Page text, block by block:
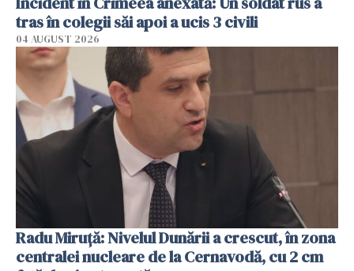
tras în colegii săi apoi a ucis 3 civili
04 AUGUST 2026
Radu Miruţă: Nivelul Dunării a crescut, în zona
centralei nucleare de la Cernavodă, cu 2 cm